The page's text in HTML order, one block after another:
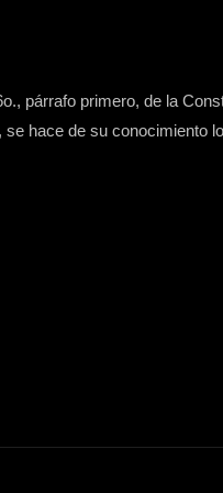
párrafo primero, de la
hace de su conocimiento